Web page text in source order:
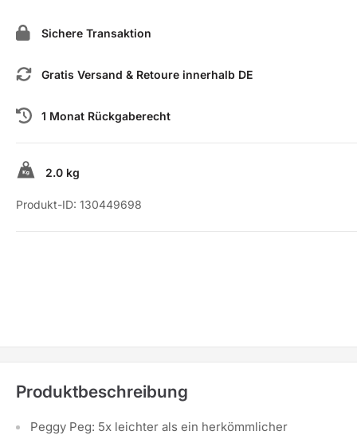
Sichere Transaktion
Gratis Versand & Retoure innerhalb DE
1 Monat Rückgaberecht
2.0 kg
Produkt-ID: 130449698
Produktbeschreibung
Peggy Peg: 5x leichter als ein herkömmlicher